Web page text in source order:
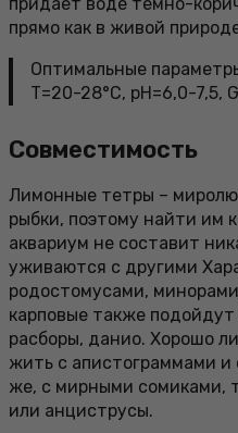
прямо как в живой
Оптимальные
Т=20-28°С, pH=6,0-7,5,
Совместимость
Лимонные тетры –
рыбки, поэтому найти им
аквариум не составит
уживаются с другими
родостомусами,
карповые также
расборы, данио. Хорошо
жить с апистограммами и
же, с мирными сомиками,
или анциструсы.